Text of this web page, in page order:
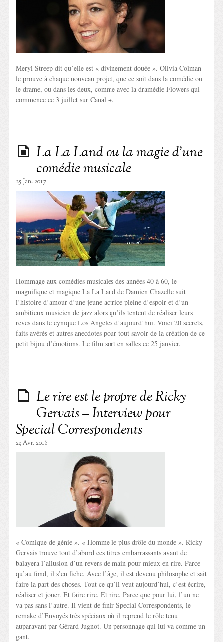
Meryl Streep dit qu’elle est « divinement douée ». Olivia Colman
le prouve à chaque nouveau projet, que ce soit dans la comédie ou
le drame, ou dans les deux, comme avec la dramédie Flowers qui
commence ce 3 juillet sur Canal +.
La La Land ou la magie d’une
comédie musicale
25 Jan. 2017
Hommage aux comédies musicales des années 40 à 60, le
magnifique et magique La La Land de Damien Chazelle suit
l’histoire d’amour d’une jeune actrice pleine d’espoir et d’un
ambitieux musicien de jazz alors qu’ils tentent de réaliser leurs
rêves dans le cynique Los Angeles d’aujourd’hui. Voici 20 secrets,
faits avérés et autres anecdotes pour tout savoir de la création de ce
petit bijou d’émotions. Le film sort en salles ce 25 janvier.
Le rire est le propre de Ricky
Gervais – Interview pour
Special Correspondents
29 Avr. 2016
« Comique de génie ». « Homme le plus drôle du monde ». Ricky
Gervais trouve tout d’abord ces titres embarrassants avant de
balayera l’allusion d’un revers de main pour mieux en rire. Parce
qu’au fond, il s’en fiche. Avec l’âge, il est devenu philosophe et sait
faire la part des choses. Tout ce qu’il veut aujourd’hui, c’est écrire,
réaliser et jouer. Et faire rire. Et rire. Parce que pour lui, l’un ne
va pas sans l’autre. Il vient de finir Special Correspondents, le
remake d’Envoyés très spéciaux où il reprend le rôle tenu
auparavant par Gérard Jugnot. Un personnage qui lui va comme un
gant.